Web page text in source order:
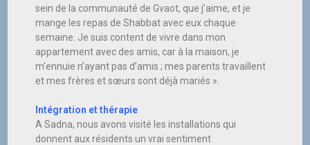
sein de la communauté de Gvaot, que j’aime, et je
mange les repas de Shabbat avec eux chaque
semaine. Je suis content de vivre dans mon
appartement avec des amis, car à la maison, je
m’ennuie n’ayant pas d’amis ; mes parents travaillent
et mes frères et sœurs sont déjà mariés ».
Intégration et thérapie
A Sadna, nous avons visité les installations qui
donnent aux résidents un vrai sentiment